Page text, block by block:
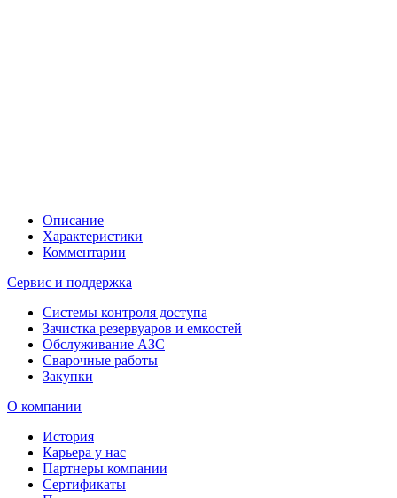
Описание
Характеристики
Комментарии
Сервис и поддержка
Системы контроля доступа
Зачистка резервуаров и емкостей
Обслуживание АЗС
Сварочные работы
Закупки
О компании
История
Карьера у нас
Партнеры компании
Сертификаты